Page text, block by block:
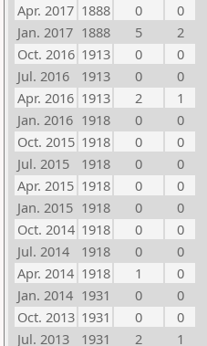
Apr. 2017 1888 0
0
Jan. 2017 1888 5
2
Oct. 2016 1913 0
0
Jul. 2016
1913 0
0
Apr. 2016 1913 2
1
Jan. 2016 1918 0
0
Oct. 2015 1918 0
0
Jul. 2015
1918 0
0
Apr. 2015 1918 0
0
Jan. 2015 1918 0
0
Oct. 2014 1918 0
0
Jul. 2014
1918 0
0
Apr. 2014 1918 1
0
Jan. 2014 1931 0
0
Oct. 2013 1931 0
0
Jul. 2013
1931 2
1